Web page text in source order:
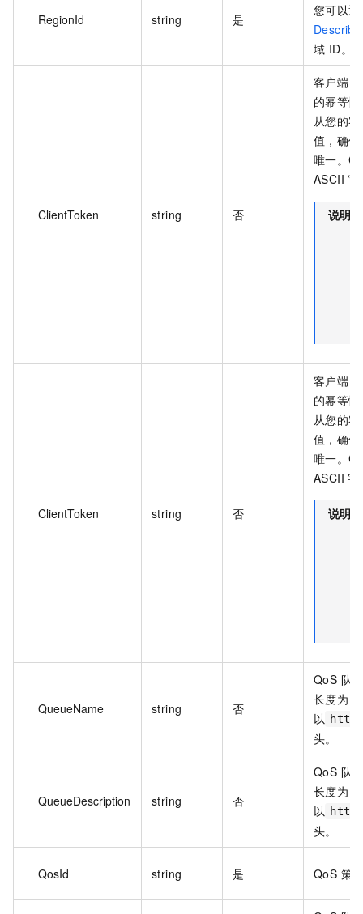
RegionId string 是
您可以
域 ID。
ClientToken string 否
客户端
的幂等
从您的
值，确
唯一。
ASCII 字
说明
ClientToken string 否
客户端
的幂等
从您的
值，确
唯一。
ASCII 字
说明
QueueName string 否
QoS 队
长度为 0
以
头。
QueueDescription string 否
QoS 队
长度为 0
以
头。
QosId string 是 QoS 策